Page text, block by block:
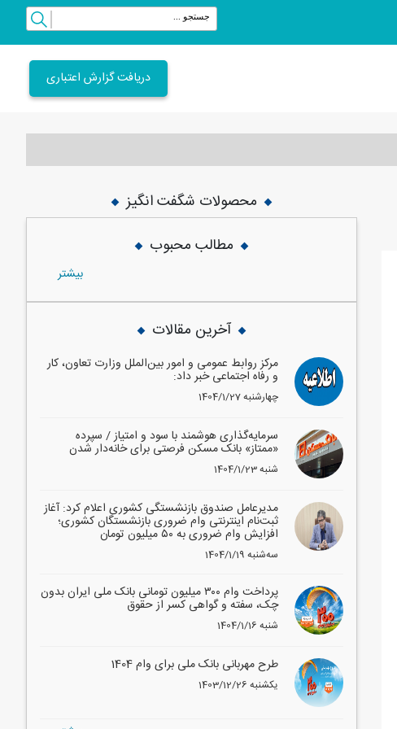
دریافت گزارش اعتباری
محصولات شگفت انگیز
مطالب محبوب
بيشتر
آخرین مقالات
مرکز روابط عمومی و امور بین‌الملل وزارت تعاون، کار
و رفاه اجتماعی خبر داد:
1404/1/27 چهارشنبه
سرمایه‌گذاری هوشمند با سود و امتیاز / سپرده
«ممتاز» بانک مسکن فرصتی برای خانه‌دار شدن
1404/1/23 شنبه
مدیرعامل صندوق بازنشستگی کشوری اعلام کرد: آغاز
ثبت‌نام اینترنتی وام ضروری بازنشستگان کشوری؛
افزایش وام ضروری به ۵۰ میلیون تومان
1404/1/19 سه‌شنبه
پرداخت وام ۳۰۰ میلیون تومانی بانک ملی ایران بدون
چک، سفته و گواهی کسر از حقوق
1404/1/16 شنبه
طرح مهربانی بانک ملی برای وام 1404
1403/12/26 یکشنبه